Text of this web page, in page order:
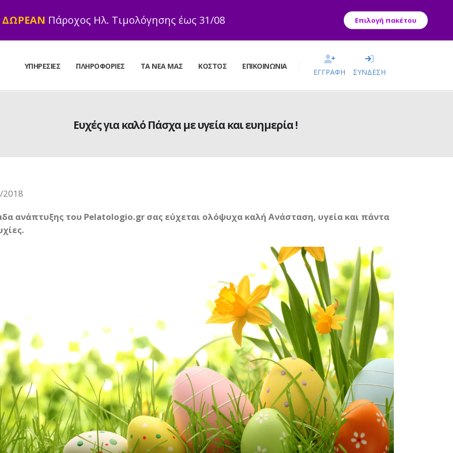
ΔΩΡΕΑΝ Πάροχος Ηλ. Τιμολόγησης έως 31/08 Επιλογή πακέτου
ΥΠΗΡΕΣΊΕΣ ΠΛΗΡΟΦΟΡΊΕΣ ΤΑ ΝΈΑ ΜΑΣ ΚΌΣΤΟΣ ΕΠΙΚΟΙΝΩΝΊΑ
ΕΓΓΡΑΦΗ ΣΥΝΔΕΣΗ
Ευχές για καλό Πάσχα με υγεία και ευημερία !
ανάπτυξης του Pelatologio.gr σας εύχεται ολόψυχα καλή Ανάσταση, υγεία και πάντα